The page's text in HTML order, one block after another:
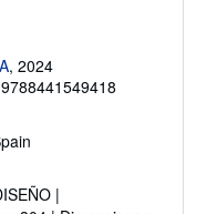
, 2024
|